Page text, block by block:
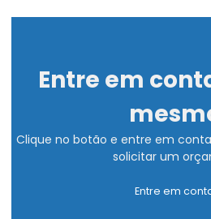
Entre em
Clique no botão e entre em
solicitar um
Entre em